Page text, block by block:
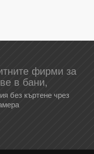
фирми за
в бани,
без къртене чрез